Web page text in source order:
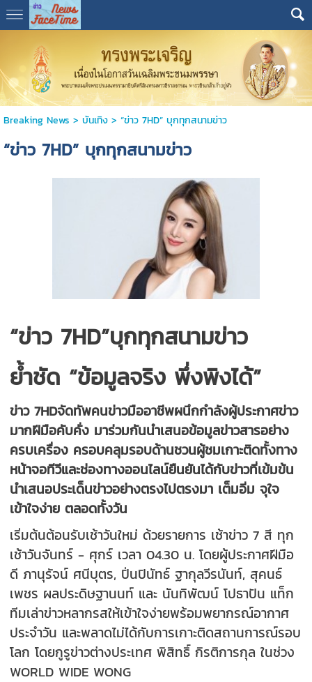
Breaking News > บันเทิง> “ข่าว 7HD” บุกทุกสนามข่าว
“ข่าว 7HD” บุกทุกสนามข่าว
“ข่าว 7HD”บุกทุกสนามข่าว
ย้ำชัด “ข้อมูลจริง พึ่งพิงได้”
ข่าว7HDจัดทัพคนข่าวมืออาชีพผนึกกำลังผู้ประกาศข่าว
มากฝีมือคับคั่ง มาร่วมกันนำเสนอข้อมูลข่าวสารอย่าง
ครบเครื่อง ครอบคลุมรอบด้านชวนผู้ชมเกาะติดทั้งทาง
หน้าจอทีวีและช่องทางออนไลน์ยืนยันได้กับข่าวที่เข้มข้น
นำเสนอประเด็นข่าวอย่างตรงไปตรงมา เต็มอิ่ม จุใจ
เข้าใจง่าย ตลอดทั้งวัน
เริ่มต้นต้อนรับเช้าวันใหม่ ด้วยรายการ เช้าข่าว7 สี ทุก
เช้าวันจันทร์- ศุกร์ เวลา04.30 น. โดยผู้ประกาศฝีมือ
ดี ภานุรัจน์ ศนีบุตร, ปิ่นปินัทธ์ ฐากุลวีรนันท์, สุคนธ์
เพชร ผลประดิษฐานนท์ และ นันทิพัฒน์ โปธาปัน แท็ก
ทีมเล่าข่าวหลากรสให้เข้าใจง่ายพร้อมพยากรณ์อากาศ
ประจำวัน และพลาดไม่ได้กับการเกาะติดสถานการณ์รอบ
โลก โดยกูรูข่าวต่างประเทศ พิสิทธิ์ กิรติการกุล ในช่วง
WORLD WIDE WONG